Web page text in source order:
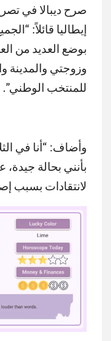
صرح ديبالا في
إيطاليا قائلاً:
بوضع العديد من
وزوجتي والمدينة
للمنتخب الوطني”.
وأضاف: “أنا في
بأنني بحالة
لانتقادات بسبب